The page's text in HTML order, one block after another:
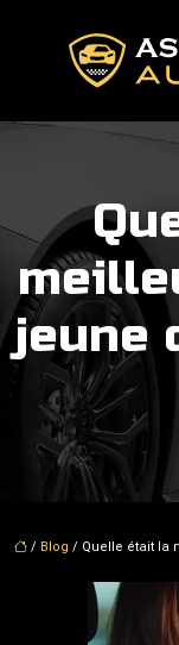
jeune
/ Blog / Quelle était la